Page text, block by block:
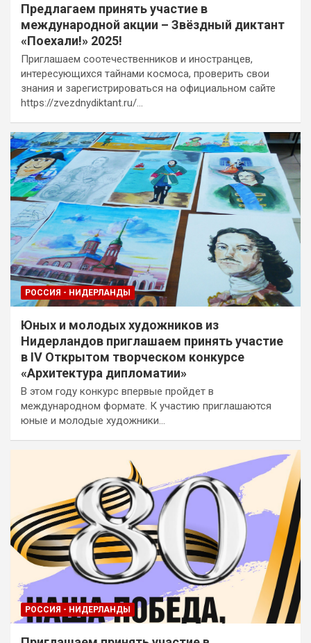
Предлагаем принять участие в
международной акции – Звёздный диктант
«Поехали!» 2025!
Приглашаем соотечественников и иностранцев,
интересующихся тайнами космоса, проверить свои
знания и зарегистрироваться на официальном сайте
https://zvezdnydiktant.ru/…
РОССИЯ - НИДЕРЛАНДЫ
Юных и молодых художников из
Нидерландов приглашаем принять участие
в IV Открытом творческом конкурсе
«Архитектура дипломатии»
В этом году конкурс впервые пройдет в
международном формате. К участию приглашаются
юные и молодые художники…
РОССИЯ - НИДЕРЛАНДЫ